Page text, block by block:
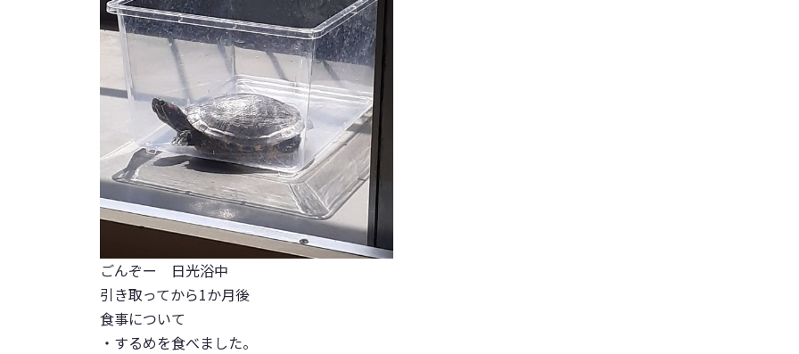
ごんぞー 日光浴中
引き取ってから1か月後
食事について
・するめを食べました。